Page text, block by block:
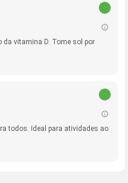
da vitamina D. Tome sol por
todos. Ideal para atividades ao